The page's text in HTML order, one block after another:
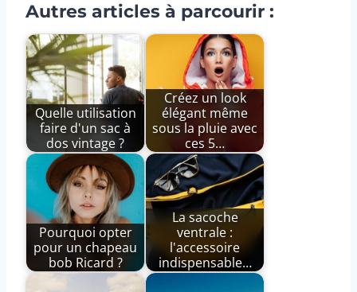
Autres articles à parcourir :
Quelle utilisation
faire d'un sac à
dos vintage ?
Créez un look
élégant même
sous la pluie avec
ces 5…
Pourquoi opter
pour un chapeau
bob Ricard ?
La sacoche
ventrale :
l'accessoire
indispensable…